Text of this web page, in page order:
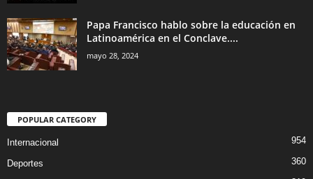
Papa Francisco hablo sobre la educación en
Latinoamérica en el Conclave....
mayo 28, 2024
POPULAR CATEGORY
Internacional 954
Deportes
360